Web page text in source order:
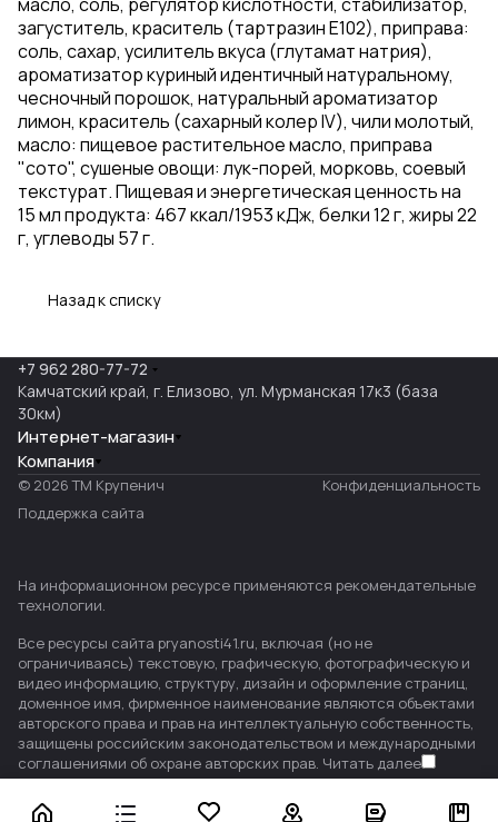
загуститель, краситель (тартразин Е102), приправа:
соль, сахар, усилитель вкуса (глутамат натрия),
ароматизатор куриный идентичный натуральному,
чесночный порошок, натуральный ароматизатор
лимон, краситель (сахарный колер IV), чили молотый,
масло: пищевое растительное масло, приправа
"сото", сушеные овощи: лук-порей, морковь, соевый
текстурат. Пищевая и энергетическая ценность на
15 мл продукта: 467 ккал/1953 кДж, белки 12 г, жиры 22
г, углеводы 57 г.
Назад к списку
+7 962 280-77-72
Камчатский край, г. Елизово, ул. Мурманская 17к3 (база
30км)
Интернет-магазин
Компания
© 2026 ТМ Крупенич
Конфиденциальность
Поддержка сайта
На информационном ресурсе применяются рекомендательные
технологии.
Все ресурсы сайта pryanosti41.ru, включая (но не
ограничиваясь) текстовую, графическую, фотографическую и
видео информацию, структуру, дизайн и оформление страниц,
доменное имя, фирменное наименование являются объектами
авторского права и прав на интеллектуальную собственность,
защищены российским законодательством и международными
соглашениями об охране авторских прав. Читать далее